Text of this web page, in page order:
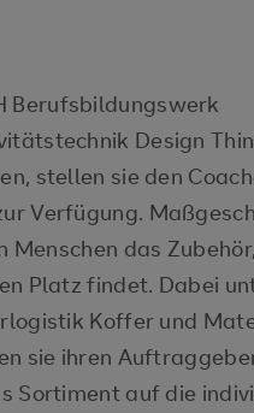
Berufsbildungswerk
Design
stellen sie den
Verfügung.
das
Platz findet. Dabei
Koffer und
sie ihren
Sortiment auf die